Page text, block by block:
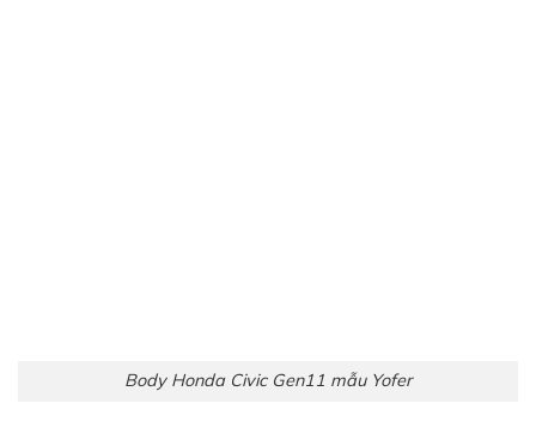
Body Honda Civic Gen11 mẫu Yofer